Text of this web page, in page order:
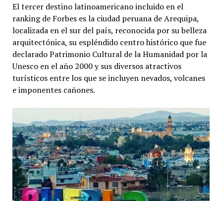
El tercer destino latinoamericano incluido en el
ranking de Forbes es la ciudad peruana de Arequipa,
localizada en el sur del país, reconocida por su belleza
arquitectónica, su espléndido centro histórico que fue
declarado Patrimonio Cultural de la Humanidad por la
Unesco en el año 2000 y sus diversos atractivos
turísticos entre los que se incluyen nevados, volcanes
e imponentes cañones.